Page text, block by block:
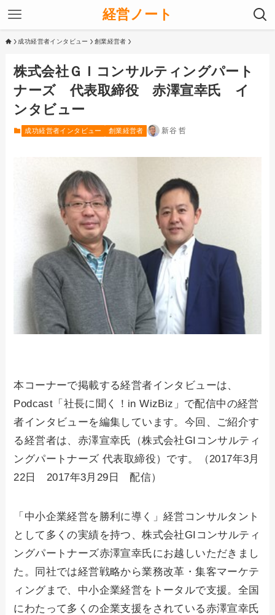
経営ノート
成功経営者インタビュー 創業経営者
株式会社ＧＩコンサルティングパート
ナーズ 代表取締役 赤澤宣幸氏 イ
ンタビュー
成功経営者インタビュー 創業経営者 新谷 哲
本コーナーで掲載する経営者インタビューは、
Podcast「社長に聞く！in WizBiz」で配信中の経営
者インタビューを編集しています。今回、ご紹介す
る経営者は、赤澤宣幸氏（株式会社GIコンサルティ
ングパートナーズ 代表取締役）です。（2017年3月
22日 2017年3月29日 配信）
「中小企業経営を勝利に導く」経営コンサルタント
として多くの実績を持つ、株式会社GIコンサルティ
ングパートナーズ赤澤宣幸氏にお越しいただきまし
た。同社では経営戦略から業務改革・集客マーケテ
ィングまで、中小企業経営をトータルで支援。全国
にわたって多くの企業支援をされている赤澤宣幸氏